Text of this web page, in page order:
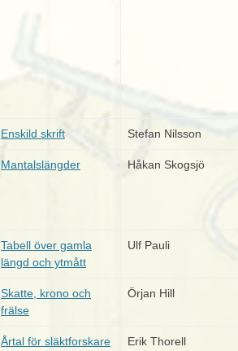
Enskild skrift Stefan Nilsson
Mantalslängder Håkan Skogsjö
Tabell över gamla
längd och ytmått
Ulf Pauli
Skatte, krono och
frälse
Örjan Hill
Årtal för släktforskare Erik Thorell